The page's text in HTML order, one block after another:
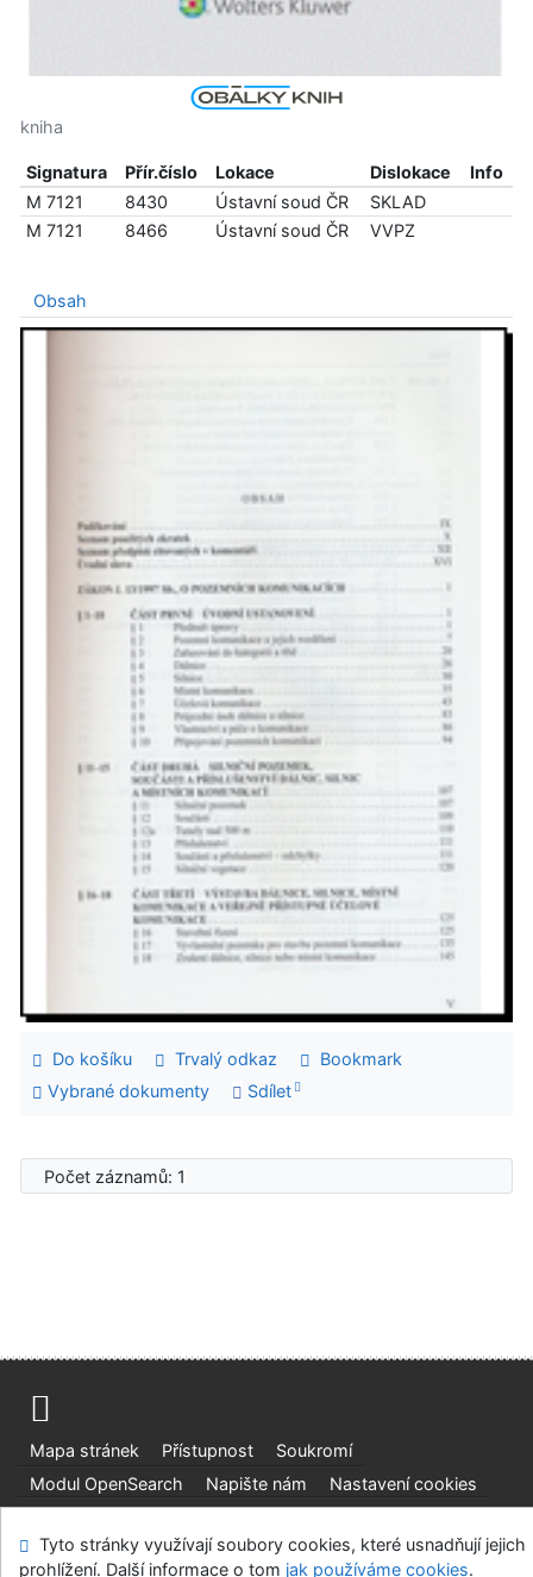
kniha
Signatura Přír.číslo Lokace Dislokace
Info
M 7121
8430 Ústavní soud ČR
SKLAD
M 7121
8466 Ústavní soud ČR VVPZ
Obsah
Do košíku Trvalý odkaz
Bookmark
Vybrané dokumenty
Sdílet
Počet záznamů: 1
Mapa stránek Přístupnost
Soukromí
Modul OpenSearch
Napište nám Nastavení cookies
Ústavní soud, IČO: 48513687, se sídlem Joštova 625/8,
660 83 Brno
Tyto stránky využívají soubory cookies, které usnadňují jejich
prohlížení. Další informace o tom jak používáme cookies.